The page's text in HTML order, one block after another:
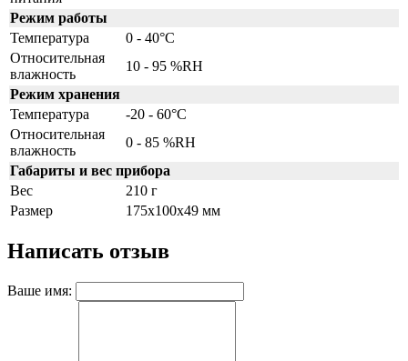
Режим работы
Температура
0 - 40°C
Относительная
влажность
10 - 95 %RH
Режим хранения
Температура
-20 - 60°C
Относительная
влажность
0 - 85 %RH
Габариты и вес прибора
Вес
210 г
Размер
175х100х49 мм
Написать отзыв
Ваше имя: